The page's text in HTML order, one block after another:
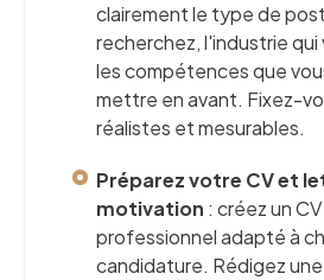
clairement le type de
recherchez, l'industrie
les compétences que
mettre en avant. Fixez-
réalistes et mesurables.
Préparez votre CV et
motivation : créez un
professionnel adapté à
candidature. Rédigez